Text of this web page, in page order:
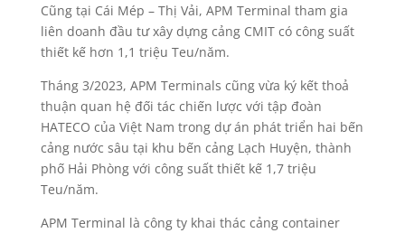
Cũng tại Cái Mép – Thị Vải, APM Terminal tham gia
liên doanh đầu tư xây dựng cảng CMIT có công suất
thiết kế hơn 1,1 triệu Teu/năm.
Tháng 3/2023, APM Terminals cũng vừa ký kết thoả
thuận quan hệ đối tác chiến lược với tập đoàn
HATECO của Việt Nam trong dự án phát triển hai bến
cảng nước sâu tại khu bến cảng Lạch Huyện, thành
phố Hải Phòng với công suất thiết kế 1,7 triệu
Teu/năm.
APM Terminal là công ty khai thác cảng container